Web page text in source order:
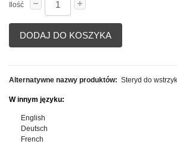
Ilość
DODAJ DO KOSZYKA
Alternatywne nazwy produktów: Steryd do
W innym języku:
English
Deutsch
French